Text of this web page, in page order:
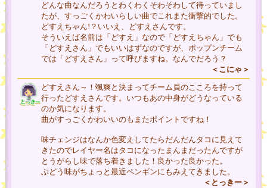
どんな曲なんだろうとわくわくそわそわして待っていまし
たが、すっごくかわいらしい曲でこれまた衝撃的でした。
どすえちゃん!？いいえ、どすえさんです。
そういえば名前は「どすえ」なので「どすえちゃん」でも
「どすえさん」でもいいはずなのですが、ポップンチーム
では「どすえさん」って呼びますね。なんでだろう？
＜こにゃ＞
どすえさん～！颯爽と決まってチーム員のこころを持って
行ったどすえさんです。いつもあの中身がどうなっている
のか気になります。
曲がすっごくかわいいのもまたポイントですね！
味チェンジはなんか色変えしてたらだんだんタコに見えて
きたのでレイヤー名はタコになったまんまだったんですが
とうがらし味で落ち着きました！良かった良かった。
ぶどう味がちょっと最近ペンギンにもみえてきました。
＜とっきー＞